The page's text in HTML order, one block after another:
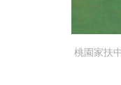
桃園家扶